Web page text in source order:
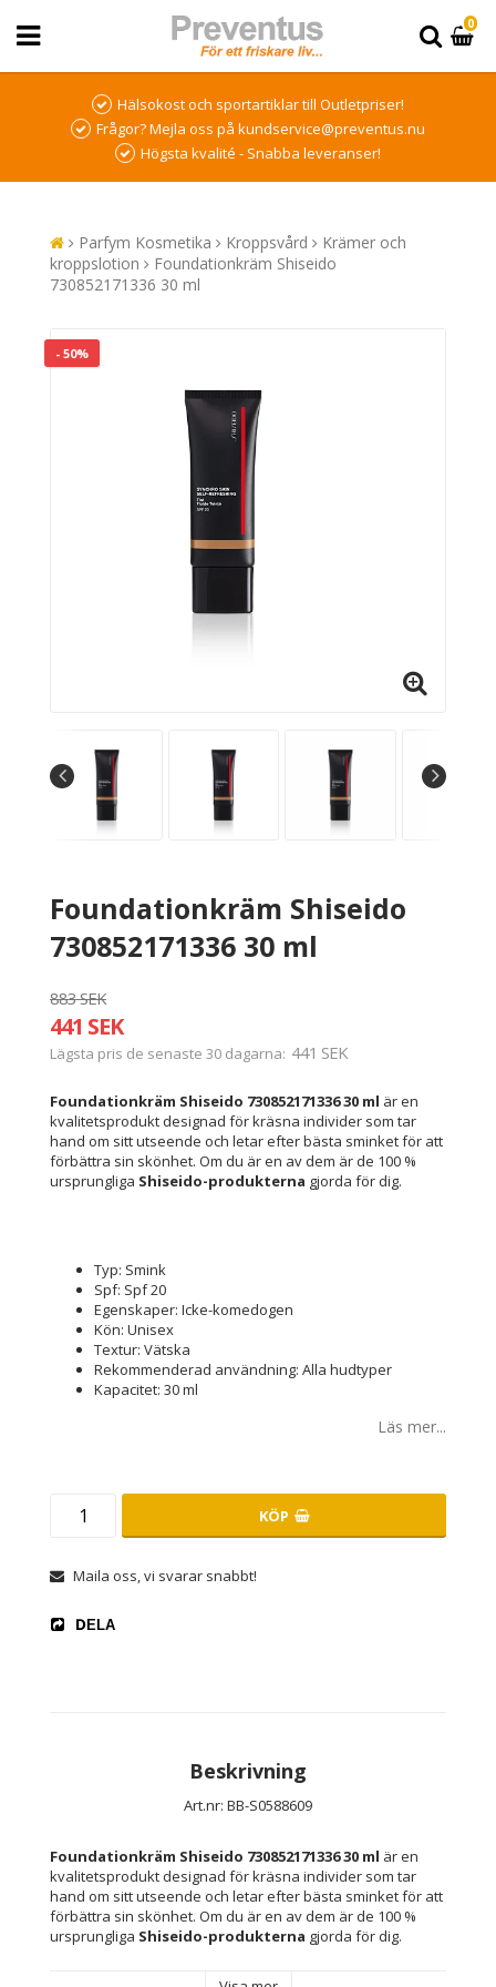
0
Hälsokost och sportartiklar till Outletpriser!
Frågor? Mejla oss på kundservice@preventus.nu
Högsta kvalité - Snabba leveranser!
Parfym Kosmetika Kroppsvård
Krämer och
kroppslotion
Foundationkräm Shiseido
730852171336 30 ml
- 50%
Foundationkräm Shiseido
730852171336 30 ml
883 SEK
441 SEK
Lägsta pris de senaste 30 dagarna 441 SEK
Foundationkräm Shiseido 730852171336 30 ml är en
kvalitetsprodukt designad för kräsna individer som tar
hand om sitt utseende och letar efter bästa sminket för att
förbättra sin skönhet. Om du är en av dem är de 100 %
ursprungliga Shiseido-produkterna gjorda för dig.
Typ: Smink
Spf: Spf 20
Egenskaper: Icke-komedogen
Kön: Unisex
Textur: Vätska
Rekommenderad användning: Alla hudtyper
Kapacitet: 30 ml
Läs mer...
KÖP
Maila oss, vi svarar snabbt!
DELA
Beskrivning
Art.nr: BB-S0588609
Foundationkräm Shiseido 730852171336 30 ml är en
kvalitetsprodukt designad för kräsna individer som tar
hand om sitt utseende och letar efter bästa sminket för att
förbättra sin skönhet. Om du är en av dem är de 100 %
ursprungliga Shiseido-produkterna gjorda för dig.